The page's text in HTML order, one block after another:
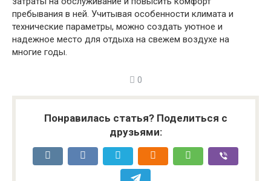
пребывания в ней. Учитывая особенности климата и
технические параметры, можно создать уютное и
надежное место для отдыха на свежем воздухе на
многие годы.
0
Понравилась статья? Поделиться с
друзьями: